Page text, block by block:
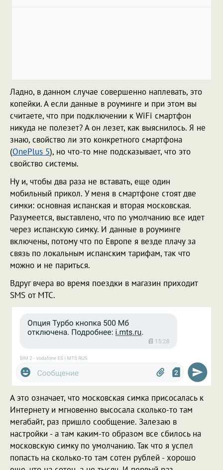
Ладно, в данном случае совершенно наплевать, это
копейки. А если данные в роуминге и при этом вы
считаете, что при подключении к WiFi смартфон
никуда не полезет? А он лезет, как выяснилось. Я не
знаю, свойство ли это конкретного смартфона
(OnePlus 5), но что-то мне подсказывает, что это
свойство системы.
Ну и, чтобы два раза не вставать, еще один
мобильный прикол. У меня в смартфоне стоят две
симки: основная испанская и вторая московская.
Разумеется, выставлено, что по умолчанию все идет
через испанскую симку. И данные в роуминге
включены, потому что по Европе я везде плачу за
связь по локальным испанским тарифам, так что
можно и не париться.
Вдруг вчера во время поездки в магазин приходит
SMS от МТС.
А это означает, что московская симка присосалась к
Интернету и мгновенно высосала сколько-то там
мегабайт, раз пришло сообщение. Залезаю в
настройки - а там каким-то образом все сбилось на
московскую симку по умолчанию. Так что я успел
попасть на сколько-то там сотен рублей - хорошо